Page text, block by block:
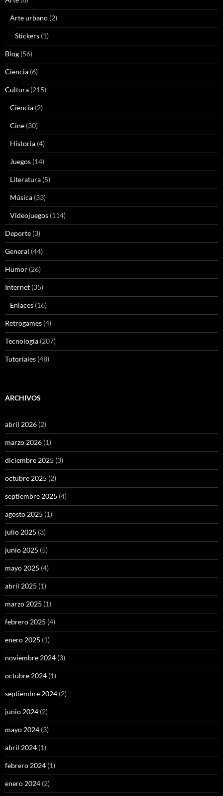
Arte urbano (2)
Stickers (1)
Blog (56)
Ciencia (6)
Cultura (215)
Ciencia (2)
Cine (30)
Historia (4)
Juegos (14)
Literatura (5)
Música (33)
Videojuegos (114)
Deporte (3)
General (44)
Humor (26)
Internet (35)
Enlaces (16)
Retrogames (4)
Tecnología (207)
Tutoriales (48)
ARCHIVOS
abril 2026 (2)
marzo 2026 (1)
diciembre 2025 (3)
octubre 2025 (2)
septiembre 2025 (4)
agosto 2025 (1)
julio 2025 (3)
junio 2025 (5)
mayo 2025 (4)
abril 2025 (1)
marzo 2025 (1)
febrero 2025 (4)
enero 2025 (1)
noviembre 2024 (3)
octubre 2024 (1)
septiembre 2024 (2)
junio 2024 (2)
mayo 2024 (3)
abril 2024 (1)
febrero 2024 (1)
enero 2024 (2)